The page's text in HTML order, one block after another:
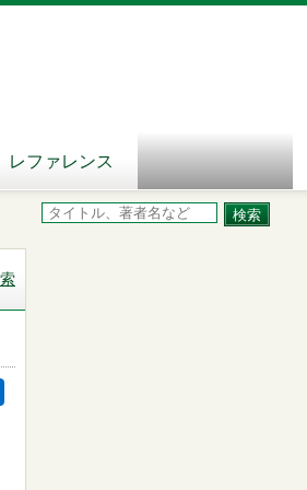
レファレンス